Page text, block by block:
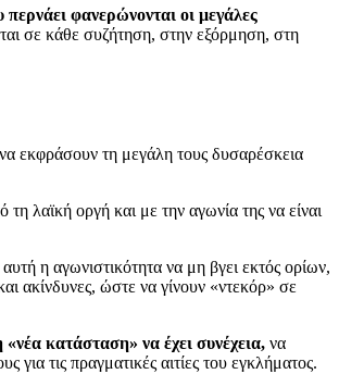
φανερώνονται οι μεγάλες
σε κάθε συζήτηση, στην εξόρμηση, στη
εκφράσουν τη μεγάλη τους δυσαρέσκεια
λαϊκή οργή και με την αγωνία της να είναι
η αγωνιστικότητα να μη βγει εκτός ορίων,
ακίνδυνες, ώστε να γίνουν «ντεκόρ» σε
«νέα κατάσταση» να έχει συνέχεια, να
τις πραγματικές αιτίες του εγκλήματος.